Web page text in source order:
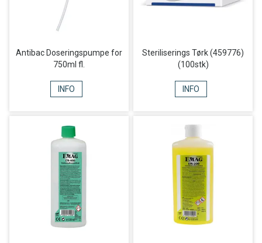
Antibac Doseringspumpe for
750ml fl.
INFO
Steriliserings Tørk (459776)
(100stk)
INFO